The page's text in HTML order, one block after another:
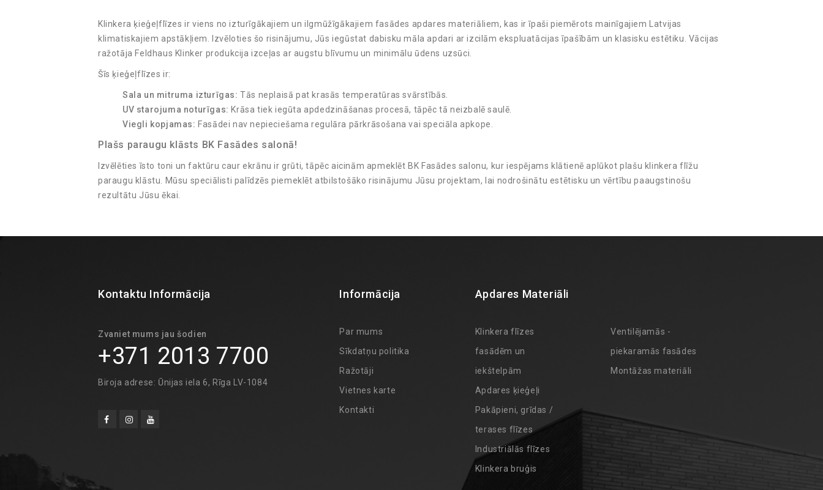
Klinkera ķieģeļflīzes ir viens no izturīgākajiem un ilgmūžīgākajiem fasādes apdares materiāliem, kas ir īpaši piemērots mainīgajiem Latvijas
klimatiskajiem apstākļiem. Izvēloties šo risinājumu, Jūs iegūstat dabisku māla apdari ar izcilām ekspluatācijas īpašībām un klasisku estētiku. Vācijas
ražotāja Feldhaus Klinker produkcija izceļas ar augstu blīvumu un minimālu ūdens uzsūci.
Šīs ķieģeļflīzes ir:
Sala un mitruma izturīgas: Tās neplaisā pat krasās temperatūras svārstībās.
UV starojuma noturīgas: Krāsa tiek iegūta apdedzināšanas procesā, tāpēc tā neizbalē saulē.
Viegli kopjamas: Fasādei nav nepieciešama regulāra pārkrāsošana vai speciāla apkope.
Plašs paraugu klāsts BK Fasādes salonā!
Izvēlēties īsto toni un faktūru caur ekrānu ir grūti, tāpēc aicinām apmeklēt BK Fasādes salonu, kur iespējams klātienē aplūkot plašu klinkera flīžu
paraugu klāstu. Mūsu speciālisti palīdzēs piemeklēt atbilstošāko risinājumu Jūsu projektam, lai nodrošinātu estētisku un vērtību paaugstinošu
rezultātu Jūsu ēkai.
Kontaktu Informācija
Zvaniet mums jau šodien
+371 2013 7700
Biroja adrese: Ūnijas iela 6, Rīga LV-1084
Informācija
Par mums
Sīkdatņu politika
Ražotāji
Vietnes karte
Kontakti
Apdares Materiāli
Klinkera flīzes
fasādēm un
iekštelpām
Apdares ķieģeļi
Pakāpieni, grīdas /
terases flīzes
Industriālās flīzes
Klinkera bruģis
Ventilējamās -
piekaramās fasādes
Montāžas materiāli